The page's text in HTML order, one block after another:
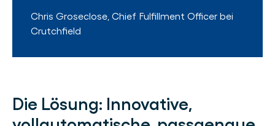
Chris Groseclose, Chief Fulfillment Officer bei
Crutchfield
Die Lösung: Innovative,